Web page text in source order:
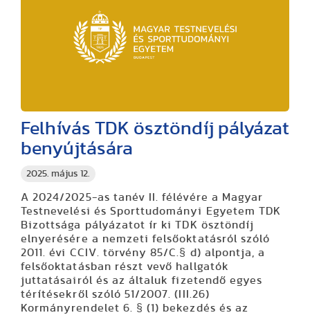
2025. május 12.
Felhívás TDK ösztöndíj pályázat
benyújtására
A 2024/2025-as tanév II. félévére a Magyar
Testnevelési és Sporttudományi Egyetem TDK
Bizottsága pályázatot ír ki TDK ösztöndíj
elnyerésére a nemzeti felsőoktatásról szóló
2011. évi CCIV. törvény 85/C.§ d) alpontja, a
felsőoktatásban részt vevő hallgatók
juttatásairól és az általuk fizetendő egyes
térítésekről szóló 51/2007. (III.26)
Kormányrendelet 6. § (1) bekezdés és az